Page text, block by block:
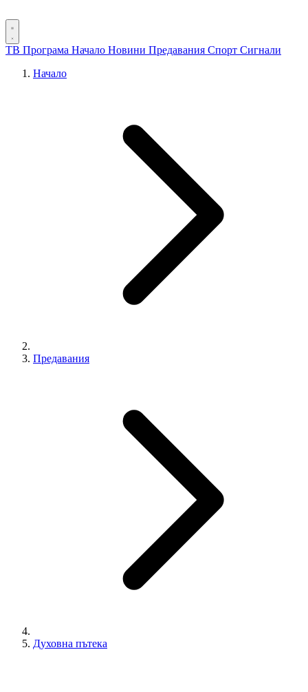
ТВ Програма Начало Новини Предавания Спорт Сигнали
Начало
Предавания
Духовна пътека